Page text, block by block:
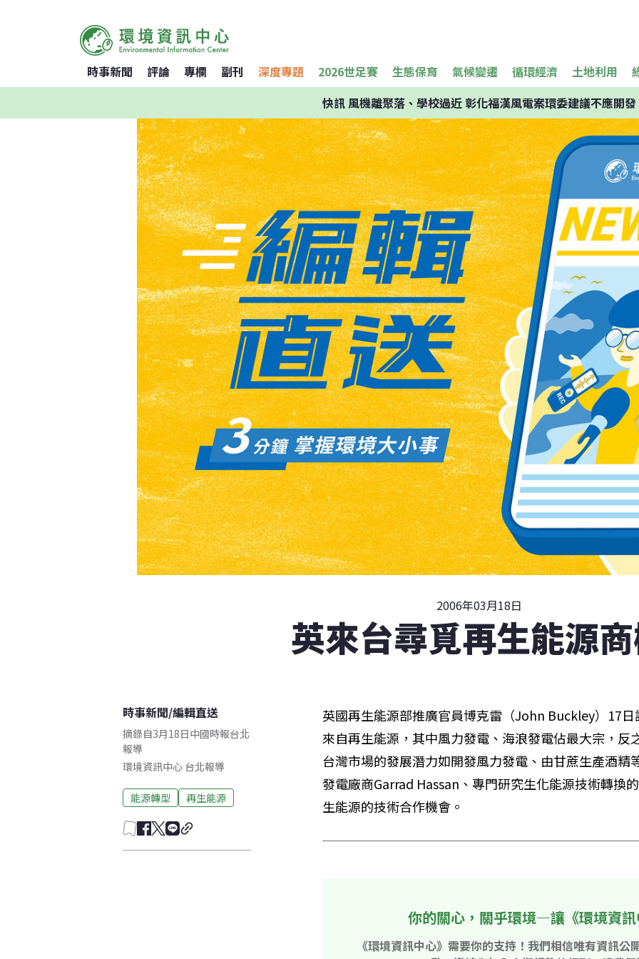
時事新聞 評論 專欄 副刊 深度專題 2026世足賽 生態保育 氣候變遷 循環經濟 土地利用
快訊風機離聚落、學校過近 彰化福漢風電案環委建議不應開發
2006年03月18日
英來台尋覓再生能源
時事新聞/編輯直送
摘錄自3月18日中國時報台北
報導
環境資訊中心 台北報導
能源轉型 再生能源
英國再生能源部推廣官員博克雷（John Buckley）17
來自再生能源，其中風力發電、海浪發電佔最大宗，反
台灣市場的發展潛力如開發風力發電、由甘蔗生產酒
發電廠商Garrad Hassan、專門研究生化能源技術轉換
生能源的技術合作機會。
你的關心，關乎環境—讓《環境資
《環境資訊中心》需要你的支持！我們相信唯有資訊